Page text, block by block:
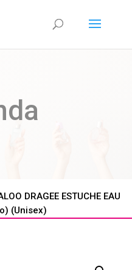
DRAGEE ESTUCHE EAU
(Unisex)